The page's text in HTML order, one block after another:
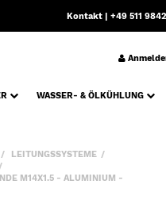
Kontakt | +49 511
WASSER- & ÖLKÜHLUNG
LEITUNGSSYSTEME
M14X1.5 - ALUMINIUM -